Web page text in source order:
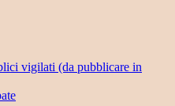
vigilati (da pubblicare in